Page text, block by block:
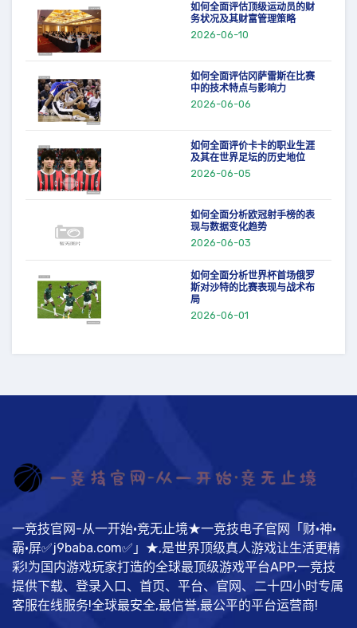
如何全面评估顶级运动员的财
务状况及其财富管理策略
2026-06-10
如何全面评估冈萨雷斯在比赛
中的技术特点与影响力
2026-06-06
如何全面评价卡卡的职业生涯
及其在世界足坛的历史地位
2026-06-05
如何全面分析欧冠射手榜的表
现与数据变化趋势
2026-06-03
如何全面分析世界杯首场俄罗
斯对沙特的比赛表现与战术布
局
2026-06-01
一竞技官网-从一开始·竞无止境★一竞技电子官网「财·神·
霸·屏✅j9baba.com✅」★,是世界顶级真人游戏让生活更精
彩!为国内游戏玩家打造的全球最顶级游戏平台APP,一竞技
提供下载、登录入口、首页、平台、官网、二十四小时专属
客服在线服务!全球最安全,最信誉,最公平的平台运营商!